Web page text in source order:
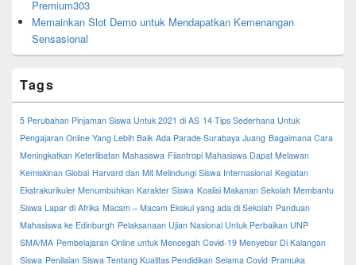
Premium303
Memainkan Slot Demo untuk Mendapatkan Kemenangan
Sensasional
Tags
5 Perubahan Pinjaman Siswa Untuk 2021 di AS 14 Tips Sederhana Untuk
Pengajaran Online Yang Lebih Baik Ada Parade Surabaya Juang Bagaimana Cara
Meningkatkan Keterlibatan Mahasiswa Filantropi Mahasiswa Dapat Melawan
Kemiskinan Global Harvard dan Mit Melindungi Siswa Internasional Kegiatan
Ekstrakurikuler Menumbuhkan Karakter Siswa Koalisi Makanan Sekolah Membantu
Siswa Lapar di Afrika Macam – Macam Ekskul yang ada di Sekolah Panduan
Mahasiswa ke Edinburgh Pelaksanaan Ujian Nasional Untuk Perbaikan UNP
SMA/MA Pembelajaran Online untuk Mencegah Covid-19 Menyebar Di Kalangan
Siswa Penilaian Siswa Tentang Kualitas Pendidikan Selama Covid Pramuka